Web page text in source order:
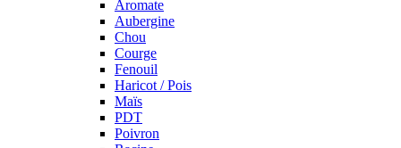
Aromate
Aubergine
Chou
Courge
Fenouil
Haricot / Pois
Maïs
PDT
Poivron